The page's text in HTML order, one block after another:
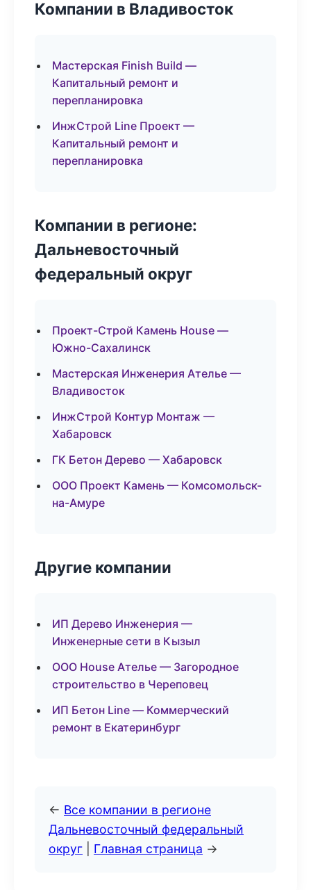
Компании в Владивосток
Мастерская Finish Build —
Капитальный ремонт и
перепланировка
ИнжСтрой Line Проект —
Капитальный ремонт и
перепланировка
Компании в регионе:
Дальневосточный
федеральный округ
Проект-Строй Камень House —
Южно-Сахалинск
Мастерская Инженерия Ателье —
Владивосток
ИнжСтрой Контур Монтаж —
Хабаровск
ГК Бетон Дерево — Хабаровск
ООО Проект Камень — Комсомольск-
на-Амуре
Другие компании
ИП Дерево Инженерия —
Инженерные сети в Кызыл
ООО House Ателье — Загородное
строительство в Череповец
ИП Бетон Line — Коммерческий
ремонт в Екатеринбург
← Все компании в регионе
Дальневосточный федеральный
округ
Главная страница →